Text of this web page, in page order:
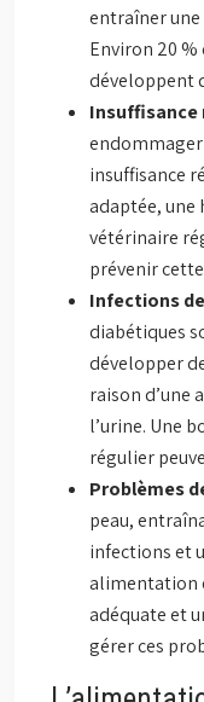
entraîner une
Environ 20
développent
Insuffisance
insuffisance
adaptée, une
vétérinaire
prévenir
Infections
diabétiques
développer
raison d’une
l’urine. Une
régulier
Problèmes
peau,
infections et
alimentation
adéquate et
gérer ces